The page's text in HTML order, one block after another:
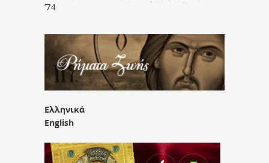
’74
Ελληνικά
English